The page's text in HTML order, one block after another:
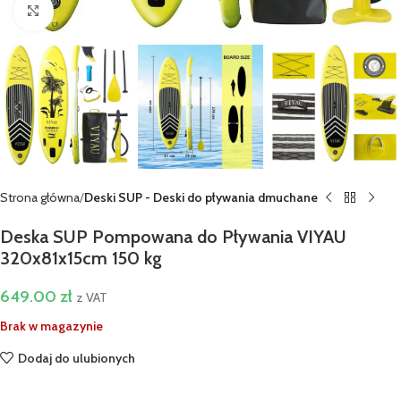
Kliknij aby powiększyć
Strona główna Deski SUP - Deski do pływania dmuchane
Deska SUP Pompowana do Pływania VIYAU
320x81x15cm 150 kg
649.00 zł z VAT
Brak w magazynie
Dodaj do ulubionych